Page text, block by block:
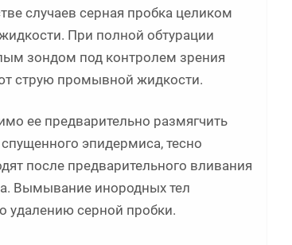
случаев серная пробка целиком
При полной обтурации
зондом под контролем зрения
струю промывной жидкости.
ее предварительно размягчить
эпидермиса, тесно
после предварительного вливания
Вымывание инородных тел
удалению серной пробки.